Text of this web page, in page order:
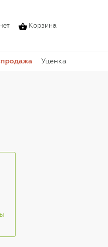
Корзина
Уценка